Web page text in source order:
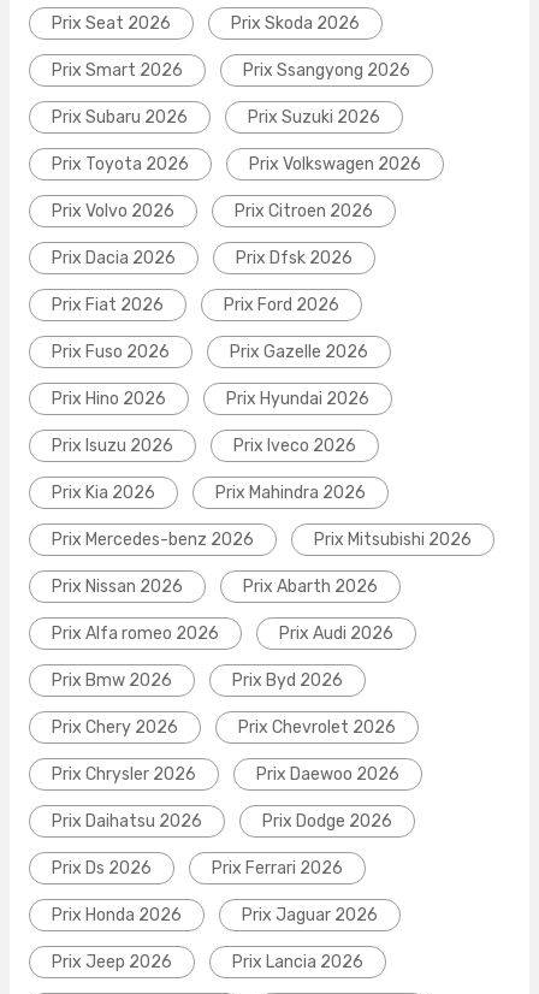
Prix Seat 2026 Prix Skoda 2026
Prix Smart 2026 Prix Ssangyong 2026
Prix Subaru 2026 Prix Suzuki 2026
Prix Toyota 2026 Prix Volkswagen 2026
Prix Volvo 2026 Prix Citroen 2026
Prix Dacia 2026 Prix Dfsk 2026
Prix Fiat 2026 Prix Ford 2026
Prix Fuso 2026 Prix Gazelle 2026
Prix Hino 2026 Prix Hyundai 2026
Prix Isuzu 2026 Prix Iveco 2026
Prix Kia 2026 Prix Mahindra 2026
Prix Mercedes-benz 2026 Prix Mitsubishi 2026
Prix Nissan 2026 Prix Abarth 2026
Prix Alfa romeo 2026 Prix Audi 2026
Prix Bmw 2026 Prix Byd 2026
Prix Chery 2026 Prix Chevrolet 2026
Prix Chrysler 2026 Prix Daewoo 2026
Prix Daihatsu 2026 Prix Dodge 2026
Prix Ds 2026 Prix Ferrari 2026
Prix Honda 2026 Prix Jaguar 2026
Prix Jeep 2026 Prix Lancia 2026